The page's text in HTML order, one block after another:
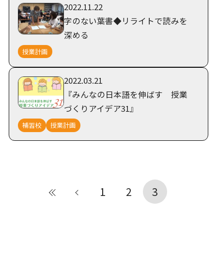
2022.11.22
字のない葉書◆リライトで読みを
深める
授業計画
2022.03.21
『みんなの日本語を伸ばす 授業
づくりアイデア31』
補習校 授業計画
最初 1 2 3